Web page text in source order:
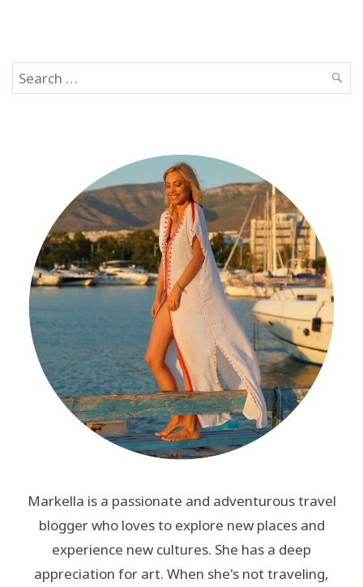
Search
for:
Markella is a passionate and adventurous travel
blogger who loves to explore new places and
experience new cultures. She has a deep
appreciation for art. When she's not traveling,